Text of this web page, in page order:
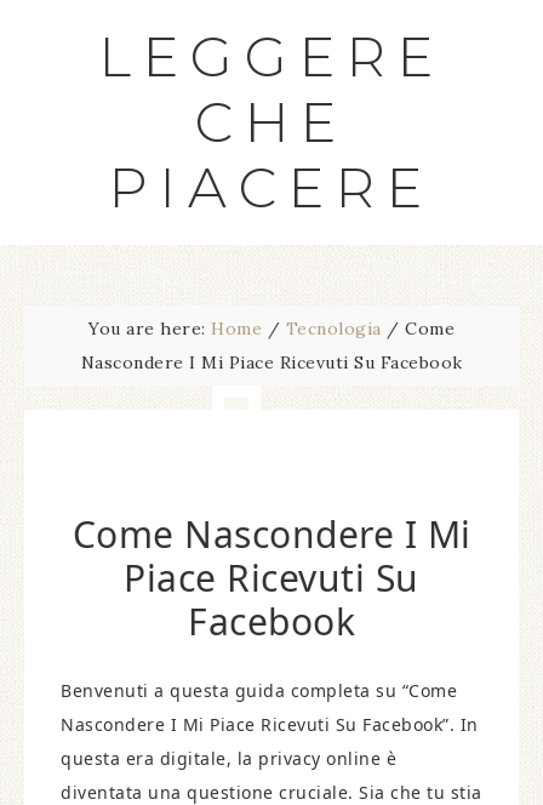
LEGGERE
CHE
PIACERE
You are here: Home / Tecnologia / Come
Nascondere I Mi Piace Ricevuti Su Facebook
Come Nascondere I Mi
Piace Ricevuti Su
Facebook
Benvenuti a questa guida completa su “Come
Nascondere I Mi Piace Ricevuti Su Facebook”. In
questa era digitale, la privacy online è
diventata una questione cruciale. Sia che tu stia